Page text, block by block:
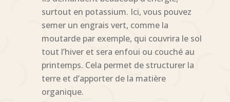
surtout en potassium. Ici, vous pouvez
semer un engrais vert, comme la
moutarde par exemple, qui couvrira le sol
tout l’hiver et sera enfoui ou couché au
printemps. Cela permet de structurer la
terre et d’apporter de la matière
organique.